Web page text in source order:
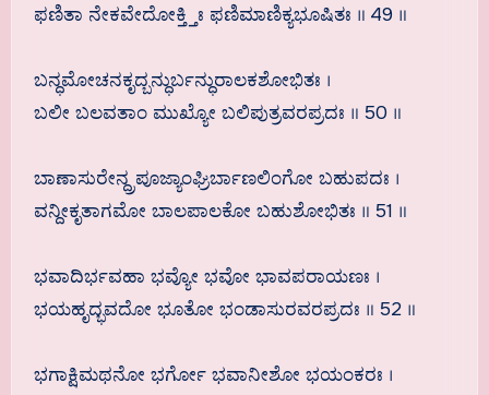
ಫಣಿತಾ ನೇಕವೇದೋಕ್ತ್ತಿಃ ಫಣಿಮಾಣಿಕ್ಯಭೂಷಿತಃ ॥ 49 ॥
ಬನ್ಧಮೋಚನಕೃದ್ಬನ್ಧುರ್ಬನ್ಧುರಾಲಕಶೋಭಿತಃ ।
ಬಲೀ ಬಲವತಾಂ ಮುಖ್ಯೋ ಬಲಿಪುತ್ರವರಪ್ರದಃ ॥ 50 ॥
ಬಾಣಾಸುರೇನ್ದ್ರಪೂಜ್ಯಾಂಘ್ರಿರ್ಬಾಣಲಿಂಗೋ ಬಹುಪದಃ ।
ವನ್ದೀಕೃತಾಗಮೋ ಬಾಲಪಾಲಕೋ ಬಹುಶೋಭಿತಃ ॥ 51 ॥
ಭವಾದಿರ್ಭವಹಾ ಭವ್ಯೋ ಭವೋ ಭಾವಪರಾಯಣಃ ।
ಭಯಹೃದ್ಭವದೋ ಭೂತೋ ಭಂಡಾಸುರವರಪ್ರದಃ ॥ 52 ॥
ಭಗಾಕ್ಷಿಮಥನೋ ಭರ್ಗೋ ಭವಾನೀಶೋ ಭಯಂಕರಃ ।